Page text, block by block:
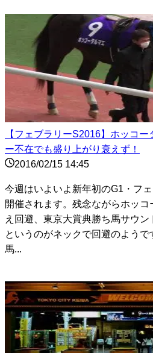
【フェブラリーS2016】ホッコ
ー不在でも盛り上がり衰えず！
2016/02/15 14:45
今週はいよいよ新年初のG1・フ
開催されます。残念ながらホッ
え回避、東京大賞典勝ち馬サウ
というのがネックで回避のよう
馬...